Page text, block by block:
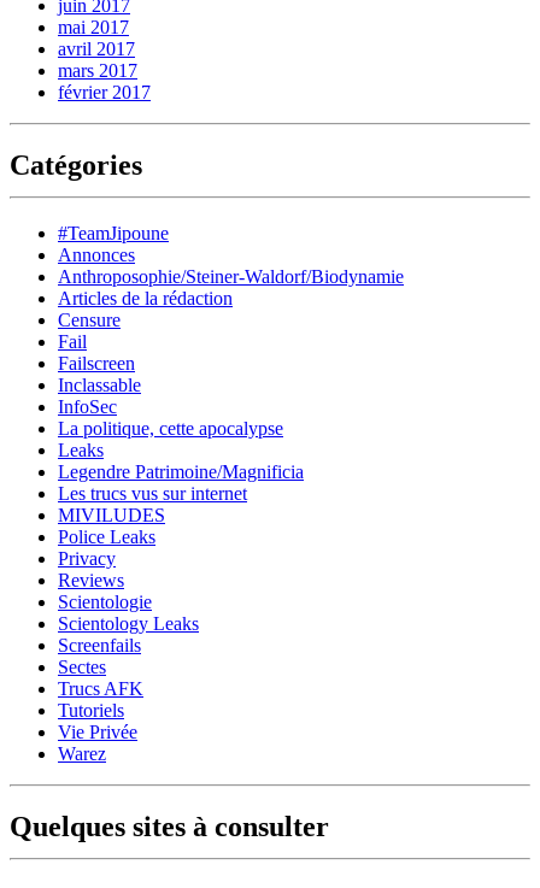
juin 2017
mai 2017
avril 2017
mars 2017
février 2017
Catégories
#TeamJipoune
Annonces
Anthroposophie/Steiner-Waldorf/Biodynamie
Articles de la rédaction
Censure
Fail
Failscreen
Inclassable
InfoSec
La politique, cette apocalypse
Leaks
Legendre Patrimoine/Magnificia
Les trucs vus sur internet
MIVILUDES
Police Leaks
Privacy
Reviews
Scientologie
Scientology Leaks
Screenfails
Sectes
Trucs AFK
Tutoriels
Vie Privée
Warez
Quelques sites à consulter